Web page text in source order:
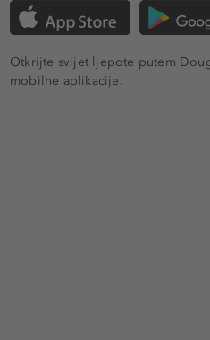
Otkrijte svijet ljepote putem
mobilne aplikacije.